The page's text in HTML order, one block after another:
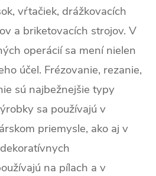
vŕtačiek, drážkovacích
a briketovacích strojov. V
operácií sa mení nielen
účel. Frézovanie, rezanie,
sú najbežnejšie typy
sa používajú v
priemysle, ako aj v
na pílach a v